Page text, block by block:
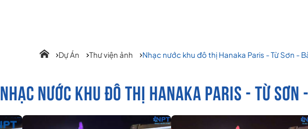
Dự Án Thư viện ảnh Nhạc nước khu đô thị Hanaka Paris - Từ Sơn -
NHẠC NƯỚC KHU ĐÔ THỊ HANAKA PARIS - TỪ SƠN